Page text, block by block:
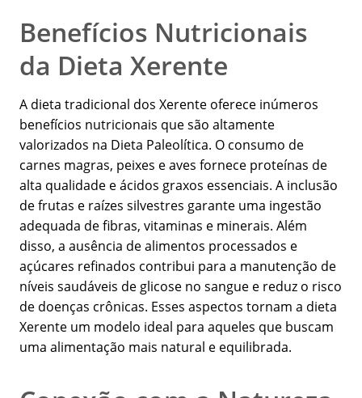
Benefícios Nutricionais
da Dieta Xerente
A dieta tradicional dos Xerente oferece inúmeros
benefícios nutricionais que são altamente
valorizados na Dieta Paleolítica. O consumo de
carnes magras, peixes e aves fornece proteínas de
alta qualidade e ácidos graxos essenciais. A inclusão
de frutas e raízes silvestres garante uma ingestão
adequada de fibras, vitaminas e minerais. Além
disso, a ausência de alimentos processados e
açúcares refinados contribui para a manutenção de
níveis saudáveis de glicose no sangue e reduz o risco
de doenças crônicas. Esses aspectos tornam a dieta
Xerente um modelo ideal para aqueles que buscam
uma alimentação mais natural e equilibrada.